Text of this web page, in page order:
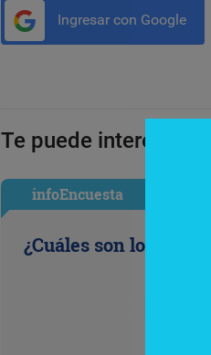
Ingresar con Google
Te puede interesar:
infoEncuesta
¿Cuáles son los